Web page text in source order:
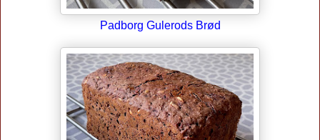
Padborg Gulerods Brød